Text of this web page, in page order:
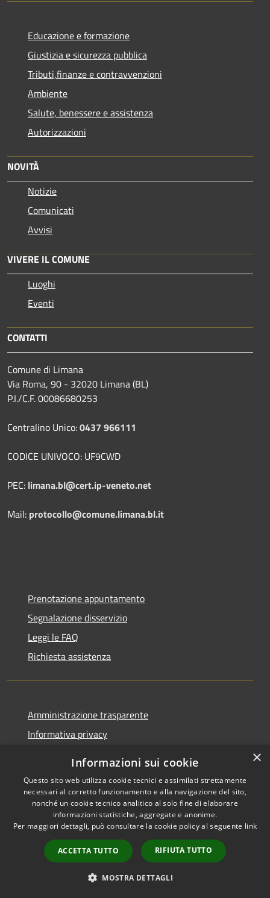
Educazione e formazione
Giustizia e sicurezza pubblica
Tributi,finanze e contravvenzioni
Ambiente
Salute, benessere e assistenza
Autorizzazioni
NOVITÀ
Notizie
Comunicati
Avvisi
VIVERE IL COMUNE
Luoghi
Eventi
CONTATTI
Comune di Limana
Via Roma, 90 - 32020 Limana (BL)
P.I./C.F. 00086680253
Centralino Unico:0437 966111
CODICE UNIVOCO: UF9CWD
PEC: limana.bl@cert.ip-veneto.net
Mail: protocollo@comune.limana.bl.it
Prenotazione appuntamento
Segnalazione disservizio
Leggi le FAQ
Richiesta assistenza
Amministrazione trasparente
Informativa privacy
Moduli Privacy Amministrazione trasparente
Accessibilità
Copyright © 2026 • Comune di
Municipium
×
Informazioni sui cookie
Questo sito web utilizza cookie tecnici e assimilati strettamente
necessari al corretto funzionamento e alla navigazione del sito,
nonché un cookie tecnico analitico al solo fine di elaborare
informazioni statistiche, aggregate e anonime.
Per maggiori dettagli, può consultare la cookie policy al seguente link
ACCETTA TUTTO RIFIUTA TUTTO
MOSTRA DETTAGLI